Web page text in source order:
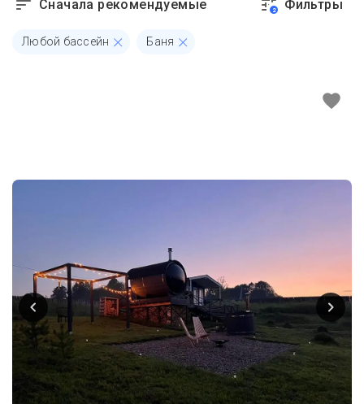
Сначала рекомендуемые 2 Фильтры
Любой бассейн Баня